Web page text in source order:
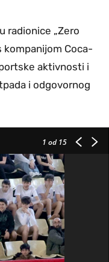
radionice „Zero
kompanijom Coca-
aktivnosti i
i odgovornog
1 od 15